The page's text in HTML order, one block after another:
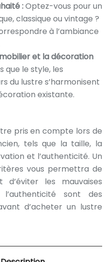
:Optez-vous pour un
classique ou vintage ?
à l’ambiance
et la décoration
que le style, les
du lustre s’harmonisent
existante.
pris en compte lors de
tels que la taille, la
et l’authenticité. Un
vous permettra de
les mauvaises
sont des
d’acheter un lustre